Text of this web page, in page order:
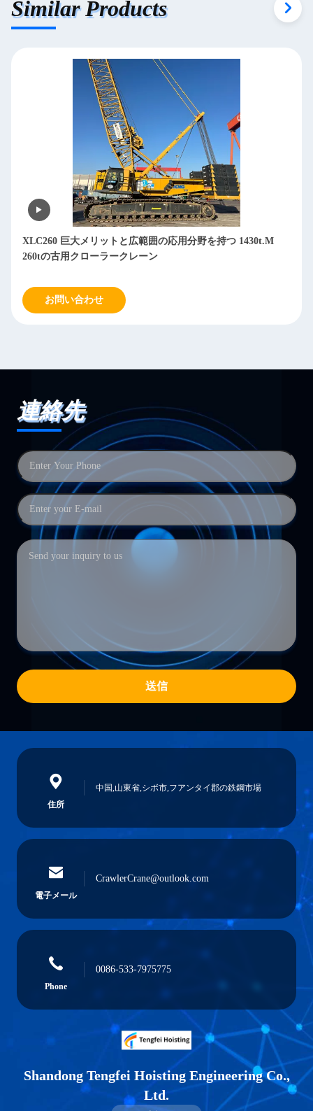
Similar Products
XLC260 巨大メリットと広範囲の応用分野を持つ 1430t.M
260tの古用クローラークレーン
お問い合わせ
連絡先
送信
住所
中国,山東省,シボ市,フアンタイ郡の鉄鋼市場
電子メール
CrawlerCrane@outlook.com
Phone
0086-533-7975775
Shandong Tengfei Hoisting Engineering Co.,
Ltd.